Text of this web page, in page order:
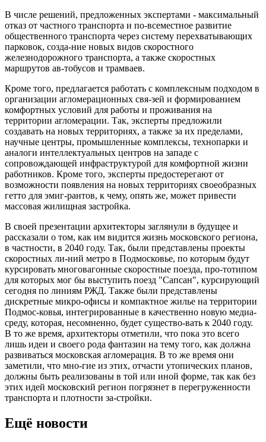
В числе решений, предложенных экспертами - максимальный
отказ от частного транспорта и по-всеместное развитие
общественного транспорта через систему перехватывающих
парковок, созда-ние новых видов скоростного
железнодорожного транспорта, а также скоростных
маршрутов ав-тобусов и трамваев.
Кроме того, предлагается работать с комплексным подходом в
организации агломерационных свя-зей и формированием
комфортных условий для работы и проживания на
территории агломерации. Так, эксперты предложили
создавать на новых территориях, а также за их пределами,
научные центры, промышленные комплексы, технопарки и
аналоги интеллектуальных центров на западе с
сопровождающей инфраструктурой для комфортной жизни
работников. Кроме того, эксперты предостерегают от
возможности появления на новых территориях своеобразных
гетто для эмиг-рантов, к чему, опять же, может привести
массовая жилищная застройка.
В своей презентации архитекторы заглянули в будущее и
рассказали о том, как им видится жизнь московского региона,
в частности, в 2040 году. Так, были представлены проекты
скоростных ли-ний метро в Подмосковье, по которым будут
курсировать многовагонные скоростные поезда, про-тотипом
для которых мог бы выступить поезд "Сапсан", курсирующий
сегодня по линиям РЖД. Также были представлены
дискретные микро-офисы и компактное жилье на территории
Подмос-ковья, интегрированные в качественно новую медиа-
среду, которая, несомненно, будет существо-вать к 2040 году.
В то же время, архитекторы отметили, что пока это всего
лишь идеи и своего рода фантазии на тему того, как должна
развиваться московская агломерация. В то же время они
заметили, что мно-гие из этих, отчасти утопических планов,
должны быть реализованы в той или иной форме, так как без
этих идей московский регион погрязнет в перегруженности
транспорта и плотности за-стройки.
Ещё новости